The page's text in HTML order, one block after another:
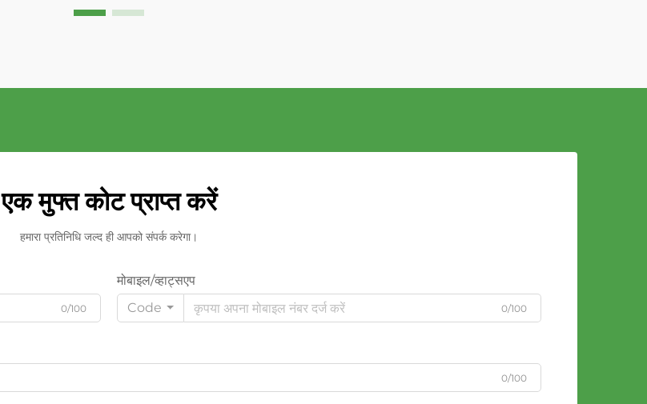
का प्रतिनिधित्व करता है
एक मुफ्त कोट प्राप्त करें
हमारा प्रतिनिधि जल्द ही आपको संपर्क करेगा।
0/100
मोबाइल/व्हाट्सएप
Code
0/100
0/100